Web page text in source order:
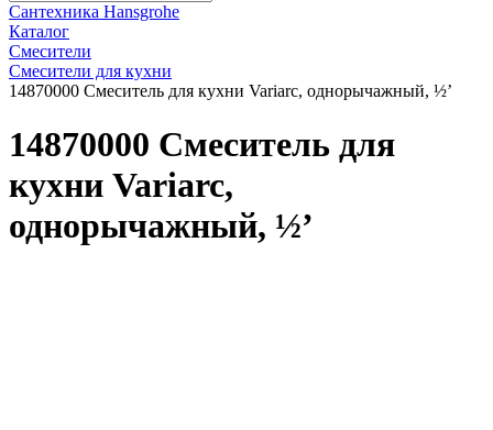
Сантехника Hansgrohe
Каталог
Смесители
Смесители для кухни
14870000 Смеситель для кухни Variarc, однорычажный, ½’
14870000 Смеситель для
кухни Variarc,
однорычажный, ½’